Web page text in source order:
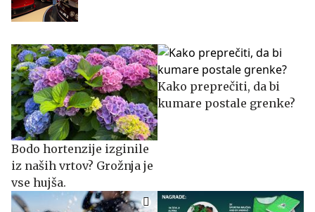
Bodo hortenzije izginile
iz naših vrtov? Grožnja je
vse hujša.
Kako preprečiti, da bi
kumare postale grenke?